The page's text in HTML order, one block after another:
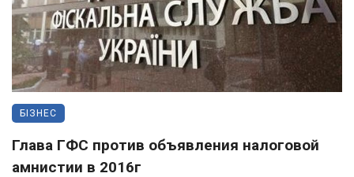
БІЗНЕС
Глава ГФС против объявления налоговой
амнистии в 2016г